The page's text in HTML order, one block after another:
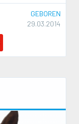
GEBOREN
29.03.2014